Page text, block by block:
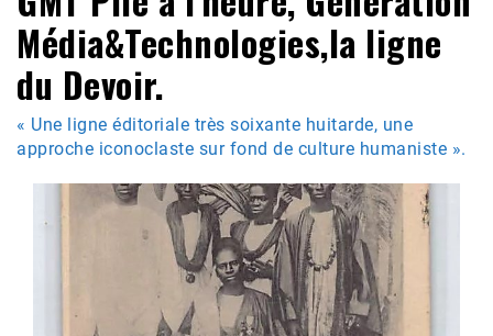
Média&Technologies,la ligne
du Devoir.
« Une ligne éditoriale très soixante huitarde, une
approche iconoclaste sur fond de culture humaniste ».